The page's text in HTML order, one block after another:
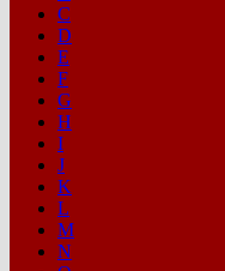
C
D
E
F
G
H
I
J
K
L
M
N